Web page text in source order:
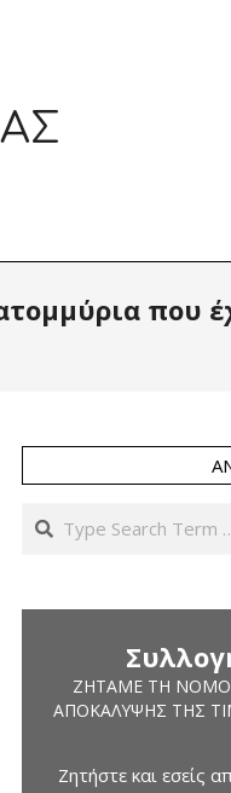
που
Search
ΖΗΤΆΜΕ ΤΗ
ΑΠΟΚΆΛΥΨΗΣ ΤΗΣ
Ζητήστε και εσείς